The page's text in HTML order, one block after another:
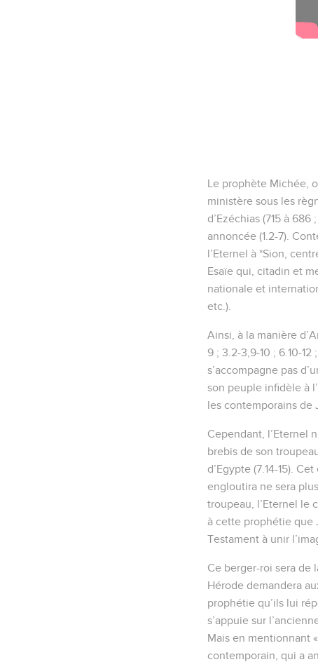
Le prophète Michée,
ministère sous les
d’Ezéchias (715 à
annoncée (1.2-7).
l’Eternel à *Sion,
Esaïe qui, citadin et
nationale et
etc.).
Ainsi, à la manière
9 ; 3.2-3,9-10 ; 6.10-
s’accompagne pas
son peuple infidèle à
les contemporains de
Cependant, l’Eternel
brebis de son
d’Egypte (7.14-15).
engloutira ne sera
troupeau, l’Eternel le
à cette prophétie que
Testament à unir
Ce berger-roi sera de
Hérode demandera
prophétie qu’ils lui
s’appuie sur
Mais en mentionnant
contemporain, qui a